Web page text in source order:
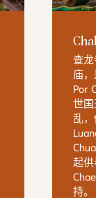
查
庙
Por
世
乱
起
持。